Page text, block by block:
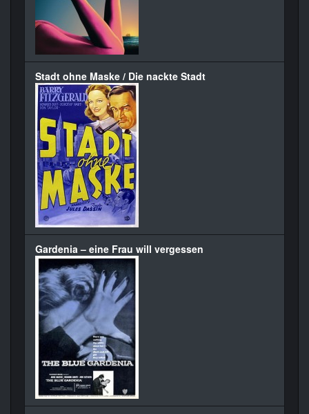
Stadt ohne Maske / Die nackte Stadt
Gardenia – eine Frau will vergessen